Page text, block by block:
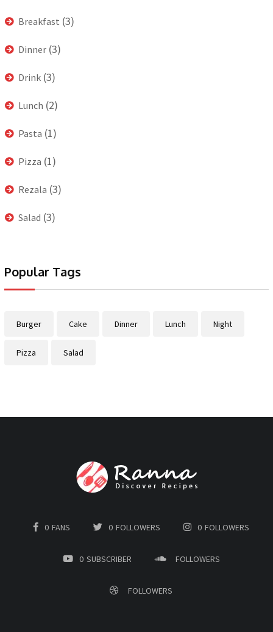
Breakfast (3)
Dinner (3)
Drink (3)
Lunch (2)
Pasta (1)
Pizza (1)
Rezala (3)
Salad (3)
Popular Tags
Burger Cake Dinner Lunch Night
Pizza Salad
0 FANS 0 FOLLOWERS 0 FOLLOWERS
0 SUBSCRIBER FOLLOWERS
FOLLOWERS